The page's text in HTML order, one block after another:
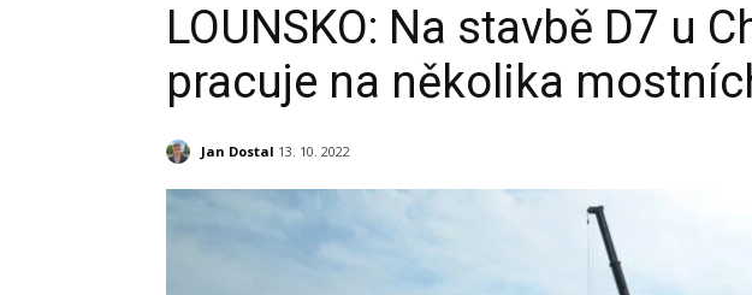
LOUNSKO: Na stavbě D7 u
pracuje na několika
Jan Dostal 13. 10. 2022